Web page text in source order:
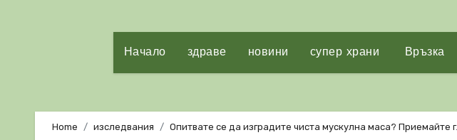
Начало здраве новини супер храни Връзка
Home изследвания Опитвате се да изградите чиста мускулна маса? Приемайте